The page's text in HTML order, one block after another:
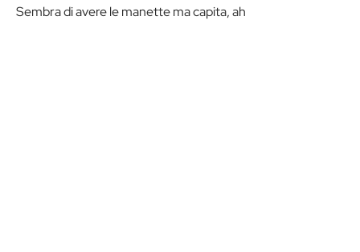
Sembra di avere le manette ma capita, ah